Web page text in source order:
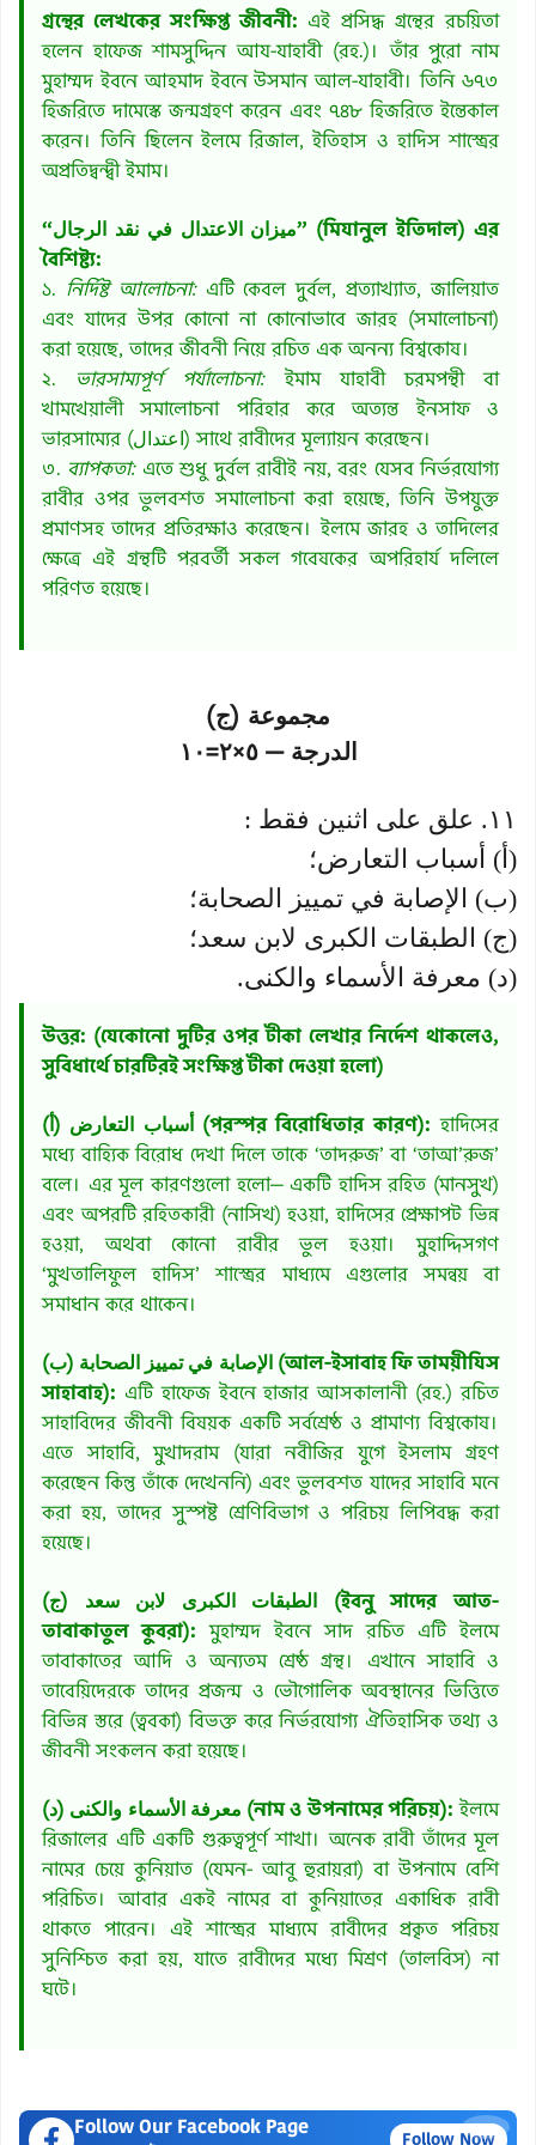
গ্রন্থের লেখকের সংক্ষিপ্ত জীবনী: এই প্রসিদ্ধ গ্রন্থের রচয়িতা
হলেন হাফেজ শামসুদ্দিন আয-যাহাবী (রহ.)। তাঁর পুরো নাম
মুহাম্মদ ইবনে আহমাদ ইবনে উসমান আল-যাহাবী। তিনি ৬৭৩
হিজরিতে দামেস্কে জন্মগ্রহণ করেন এবং ৭৪৮ হিজরিতে ইন্তেকাল
করেন। তিনি ছিলেন ইলমে রিজাল, ইতিহাস ও হাদিস শাস্ত্রের
অপ্রতিদ্বন্দ্বী ইমাম।
“ميزان الاعتدال في نقد الرجال” (মিযানুল ইতিদাল) এর
বৈশিষ্ট্য:
১. নির্দিষ্ট আলোচনা:এটি কেবল দুর্বল, প্রত্যাখ্যাত, জালিয়াত
এবং যাদের উপর কোনো না কোনোভাবে জারহ (সমালোচনা)
করা হয়েছে, তাদের জীবনী নিয়ে রচিত এক অনন্য বিশ্বকোষ।
২. ভারসাম্যপূর্ণ পর্যালোচনা:ইমাম যাহাবী চরমপন্থী বা
খামখেয়ালী সমালোচনা পরিহার করে অত্যন্ত ইনসাফ ও
ভারসাম্যের (اعتدال) সাথে রাবীদের মূল্যায়ন করেছেন।
৩. ব্যাপকতা:এতে শুধু দুর্বল রাবীই নয়, বরং যেসব নির্ভরযোগ্য
রাবীর ওপর ভুলবশত সমালোচনা করা হয়েছে, তিনি উপযুক্ত
প্রমাণসহ তাদের প্রতিরক্ষাও করেছেন। ইলমে জারহ ও তাদিলের
ক্ষেত্রে এই গ্রন্থটি পরবর্তী সকল গবেষকের অপরিহার্য দলিলে
পরিণত হয়েছে।
مجموعة (ج)
الدرجة — ٥×٢=١٠
١١. علق على اثنين فقط :
(أ) أسباب التعارض؛
(ب) الإصابة في تمييز الصحابة؛
(ج) الطبقات الكبرى لابن سعد؛
(د) معرفة الأسماء والكنى.
উত্তর: (যেকোনো দুটির ওপর টীকা লেখার নির্দেশ থাকলেও,
সুবিধার্থে চারটিরই সংক্ষিপ্ত টীকা দেওয়া হলো)
(أ) أسباب التعارض (পরস্পর বিরোধিতার কারণ): হাদিসের
মধ্যে বাহ্যিক বিরোধ দেখা দিলে তাকে ‘তাদরুজ’ বা ‘তাআ’রুজ’
বলে। এর মূল কারণগুলো হলো— একটি হাদিস রহিত (মানসুখ)
এবং অপরটি রহিতকারী (নাসিখ) হওয়া, হাদিসের প্রেক্ষাপট ভিন্ন
হওয়া, অথবা কোনো রাবীর ভুল হওয়া। মুহাদ্দিসগণ
‘মুখতালিফুল হাদিস’ শাস্ত্রের মাধ্যমে এগুলোর সমন্বয় বা
সমাধান করে থাকেন।
(ب) الإصابة في تمييز الصحابة (আল-ইসাবাহ ফি তাময়ীযিস
সাহাবাহ): এটি হাফেজ ইবনে হাজার আসকালানী (রহ.) রচিত
সাহাবিদের জীবনী বিষয়ক একটি সর্বশ্রেষ্ঠ ও প্রামাণ্য বিশ্বকোষ।
এতে সাহাবি, মুখাদরাম (যারা নবীজির যুগে ইসলাম গ্রহণ
করেছেন কিন্তু তাঁকে দেখেননি) এবং ভুলবশত যাদের সাহাবি মনে
করা হয়, তাদের সুস্পষ্ট শ্রেণিবিভাগ ও পরিচয় লিপিবদ্ধ করা
হয়েছে।
(ج) الطبقات الكبرى لابن سعد (ইবনু সাদের আত-
তাবাকাতুল কুবরা): মুহাম্মদ ইবনে সাদ রচিত এটি ইলমে
তাবাকাতের আদি ও অন্যতম শ্রেষ্ঠ গ্রন্থ। এখানে সাহাবি ও
তাবেয়িদেরকে তাদের প্রজন্ম ও ভৌগোলিক অবস্থানের ভিত্তিতে
বিভিন্ন স্তরে (ত্ববকা) বিভক্ত করে নির্ভরযোগ্য ঐতিহাসিক তথ্য ও
জীবনী সংকলন করা হয়েছে।
(د) معرفة الأسماء والكنى (নাম ও উপনামের পরিচয়): ইলমে
রিজালের এটি একটি গুরুত্বপূর্ণ শাখা। অনেক রাবী তাঁদের মূল
নামের চেয়ে কুনিয়াত (যেমন- আবু হুরায়রা) বা উপনামে বেশি
পরিচিত। আবার একই নামের বা কুনিয়াতের একাধিক রাবী
থাকতে পারেন। এই শাস্ত্রের মাধ্যমে রাবীদের প্রকৃত পরিচয়
সুনিশ্চিত করা হয়, যাতে রাবীদের মধ্যে মিশ্রণ (তালবিস) না
ঘটে।
×
Follow Our Facebook Page Follow Now